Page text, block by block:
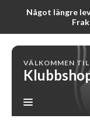
Något längre
VÄLKOMMEN